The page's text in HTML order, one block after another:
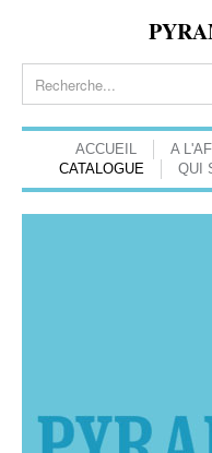
ACCUEIL A
CATALOGUE
QUI